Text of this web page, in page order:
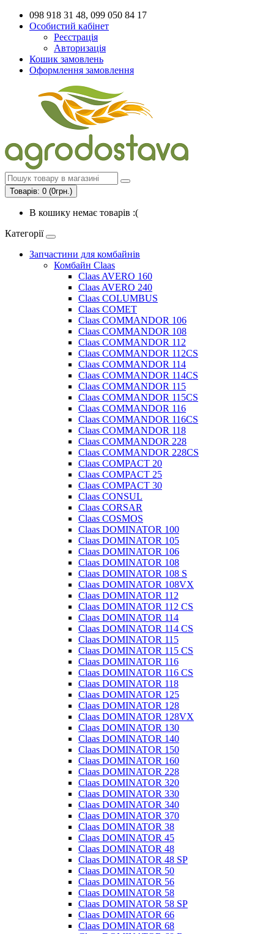
098 918 31 48, 099 050 84 17
Особистий кабінет
Реєстрація
Авторизація
Кошик замовлень
Оформлення замовлення
Товарів: 0 (0грн.)
В кошику немає товарів :(
Категорії
Запчастини для комбайнів
Комбайн Claas
Claas AVERO 160
Claas AVERO 240
Claas COLUMBUS
Claas COMET
Claas COMMANDOR 106
Claas COMMANDOR 108
Claas COMMANDOR 112
Claas COMMANDOR 112CS
Claas COMMANDOR 114
Claas COMMANDOR 114CS
Claas COMMANDOR 115
Claas COMMANDOR 115CS
Claas COMMANDOR 116
Claas COMMANDOR 116CS
Claas COMMANDOR 118
Claas COMMANDOR 228
Claas COMMANDOR 228CS
Claas COMPACT 20
Claas COMPACT 25
Claas COMPACT 30
Claas CONSUL
Claas CORSAR
Claas COSMOS
Claas DOMINATOR 100
Claas DOMINATOR 105
Claas DOMINATOR 106
Claas DOMINATOR 108
Claas DOMINATOR 108 S
Claas DOMINATOR 108VX
Claas DOMINATOR 112
Claas DOMINATOR 112 CS
Claas DOMINATOR 114
Claas DOMINATOR 114 CS
Claas DOMINATOR 115
Claas DOMINATOR 115 CS
Claas DOMINATOR 116
Claas DOMINATOR 116 CS
Claas DOMINATOR 118
Claas DOMINATOR 125
Claas DOMINATOR 128
Claas DOMINATOR 128VX
Claas DOMINATOR 130
Claas DOMINATOR 140
Claas DOMINATOR 150
Claas DOMINATOR 160
Claas DOMINATOR 228
Claas DOMINATOR 320
Claas DOMINATOR 330
Claas DOMINATOR 340
Claas DOMINATOR 370
Claas DOMINATOR 38
Claas DOMINATOR 45
Claas DOMINATOR 48
Claas DOMINATOR 48 SP
Claas DOMINATOR 50
Claas DOMINATOR 56
Claas DOMINATOR 58
Claas DOMINATOR 58 SP
Claas DOMINATOR 66
Claas DOMINATOR 68